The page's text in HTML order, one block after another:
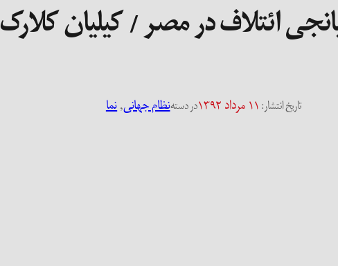
ائتلاف در مصر / کیلیان کلارک
تاریخ انتشار:۱۱ مرداد ۱۳۹۲ در دستهنظام جهانی, نما